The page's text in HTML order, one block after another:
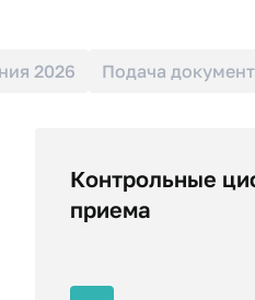
2026 Подача
Контрольные
приема